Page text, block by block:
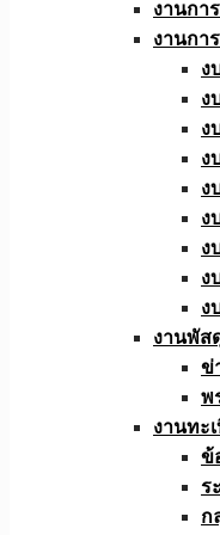
งานกา
งานกา
ง
ง
ง
ง
ง
ง
ง
ง
ง
งานพัส
ข่
พ
งานทะ
ข้
ร
ก